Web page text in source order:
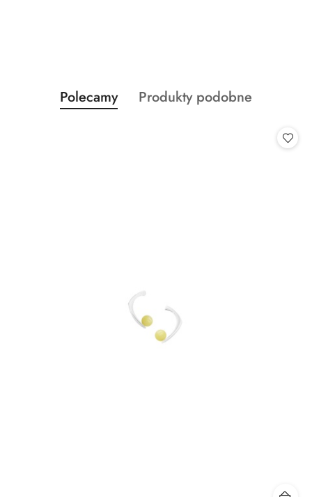
Pomiń karuzelę produktów
Produkty
o
Polecamy
Produkty
Produkty podobne